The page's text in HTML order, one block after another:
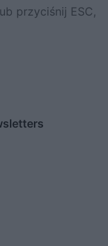
przyciśnij ESC,